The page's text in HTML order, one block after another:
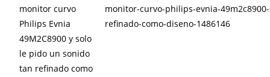
monitor curvo
Philips Evnia
49M2C8900 y solo
le pido un sonido
tan refinado como
monitor-curvo-philips-evnia-
refinado-como-diseno-1486146